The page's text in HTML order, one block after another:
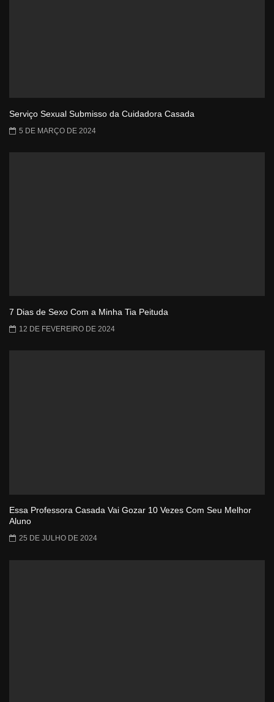
Serviço Sexual Submisso da Cuidadora Casada
5 DE MARÇO DE 2024
7 Dias de Sexo Com a Minha Tia Peituda
12 DE FEVEREIRO DE 2024
Essa Professora Casada Vai Gozar 10 Vezes Com Seu Melhor
Aluno
25 DE JULHO DE 2024